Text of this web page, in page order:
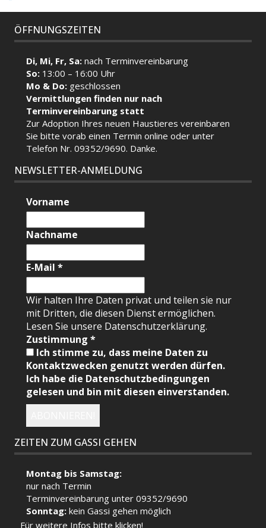
ÖFFNUNGSZEITEN
Di, Mi, Fr, Sa:nach Terminvereinbarung
So: 13:00 – 16:00 Uhr
Mo & Do: geschlossen
Vermittlungen finden nur nach
Terminvereinbarung statt
Zur Adoption Ihres neuen Haustieres vereinbaren
Sie bitte vorab einen Terminonline oder unter
Telefon Nr. 09352/9690. Danke.
NEWSLETTER-ANMELDUNG
Vorname
Nachname
E-Mail*
Wir halten Ihre Daten privat und teilen sie nur
mit Dritten, die diesen Dienst ermöglichen.
Lesen Sie unsere Datenschutzerklärung.
Zustimmung*
Ich stimme zu, dass meine Daten zu
Kontaktzwecken genutzt werden dürfen.
Ich habe die Datenschutzbedingungen
gelesen und bin mit diesen einverstanden.
ZEITEN ZUM GASSI GEHEN
Montag bis Samstag:
nur nach Termin
Terminvereinbarung unter 09352/9690
Sonntag:kein Gassi gehen möglich
Für weitere Infos bitte klicken!